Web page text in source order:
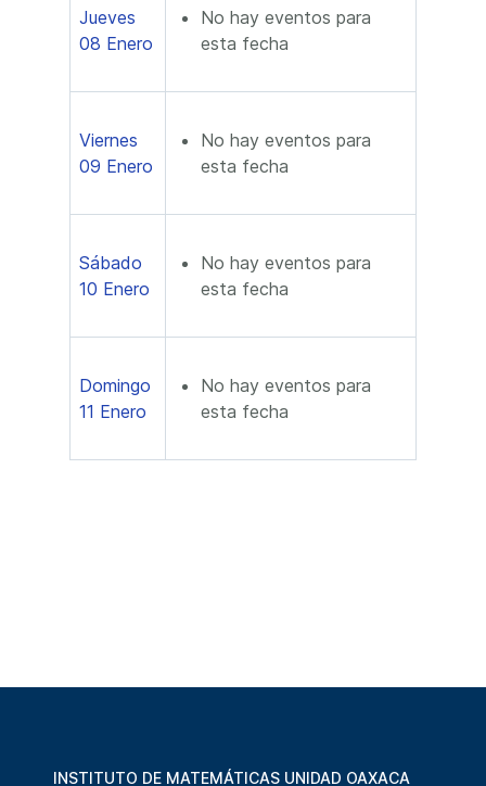
Jueves
08 Enero
No hay eventos para
esta fecha
Viernes
09 Enero
No hay eventos para
esta fecha
Sábado
10 Enero
No hay eventos para
esta fecha
Domingo
11 Enero
No hay eventos para
esta fecha
INSTITUTO DE MATEMÁTICAS UNIDAD OAXACA